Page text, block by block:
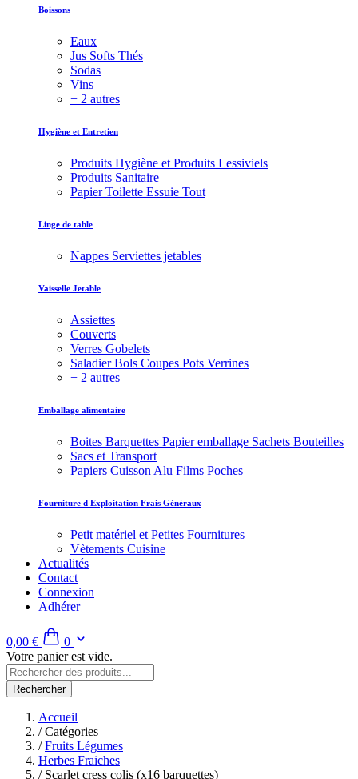
Boissons
Eaux
Jus Softs Thés
Sodas
Vins
+ 2 autres
Hygiène et Entretien
Produits Hygiène et Produits Lessiviels
Produits Sanitaire
Papier Toilette Essuie Tout
Linge de table
Nappes Serviettes jetables
Vaisselle Jetable
Assiettes
Couverts
Verres Gobelets
Saladier Bols Coupes Pots Verrines
+ 2 autres
Emballage alimentaire
Boites Barquettes Papier emballage Sachets Bouteilles
Sacs et Transport
Papiers Cuisson Alu Films Poches
Fourniture d'Exploitation Frais Généraux
Petit matériel et Petites Fournitures
Vètements Cuisine
Actualités
Contact
Connexion
Adhérer
0,00 €
0
Votre panier est vide.
Rechercher
Accueil
/Catégories
/ Fruits Légumes
Herbes Fraiches
/Scarlet cress colis (x16 barquettes)